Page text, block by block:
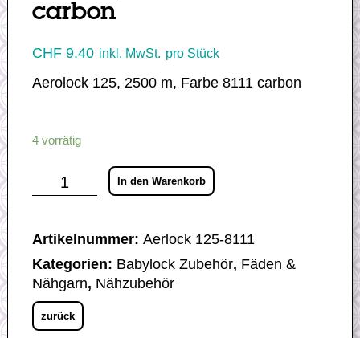
carbon
CHF9.40 inkl. MwSt. pro Stück
Aerolock 125, 2500 m, Farbe 8111 carbon
4 vorrätig
Aerolock
125,
Farbe
8111
carbon
Menge
In den Warenkorb
Artikelnummer: Aerlock 125-8111
Kategorien: Babylock Zubehör, Fäden &
Nähgarn, Nähzubehör
zurück